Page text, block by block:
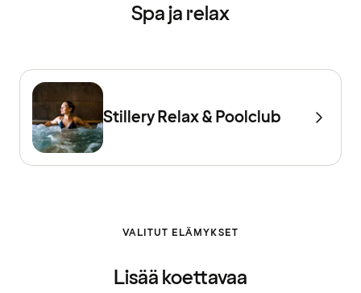
Spa ja relax
Stillery Relax & Poolclub
VALITUT ELÄMYKSET
Lisää koettavaa